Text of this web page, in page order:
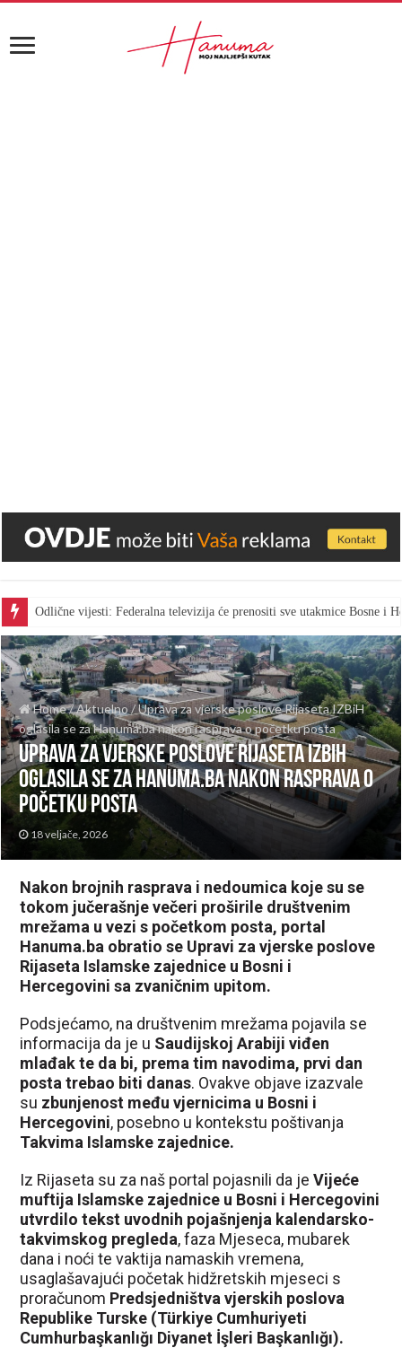
Odlične vijesti: Federalna televizija će prenositi sve utakmice Bosne i
Home/Aktuelno/Uprava za vjerske poslove Rijaseta IZBiH
oglasila se za Hanuma.ba nakon rasprava o početku posta
Uprava za vjerske poslove Rijaseta IZBiH
oglasila se za Hanuma.ba nakon rasprava o
početku posta
18 veljače, 2026
Nakon brojnih rasprava i nedoumica koje su se
tokom jučerašnje večeri proširile društvenim
mrežama u vezi s početkom posta, portal
Hanuma.ba obratio se Upravi za vjerske poslove
Rijaseta Islamske zajednice u Bosni i
Hercegovini sa zvaničnim upitom.
Podsjećamo, na društvenim mrežama pojavila se
informacija da je u Saudijskoj Arabiji viđen
mlađak te da bi, prema tim navodima, prvi dan
posta trebao biti danas. Ovakve objave izazvale
su zbunjenost među vjernicima u Bosni i
Hercegovini, posebno u kontekstu poštivanja
Takvima Islamske zajednice.
Iz Rijaseta su za naš portal pojasnili da jeVijeće
muftija Islamske zajednice u Bosni i Hercegovini
utvrdilo tekst uvodnih pojašnjenja kalendarsko-
takvimskog pregleda, faza Mjeseca, mubarek
dana i noći te vaktija namaskih vremena,
usaglašavajući početak hidžretskih mjeseci s
proračunom Predsjedništva vjerskih poslova
Republike Turske (Türkiye Cumhuriyeti
Cumhurbaşkanlığı Diyanet İşleri Başkanlığı).